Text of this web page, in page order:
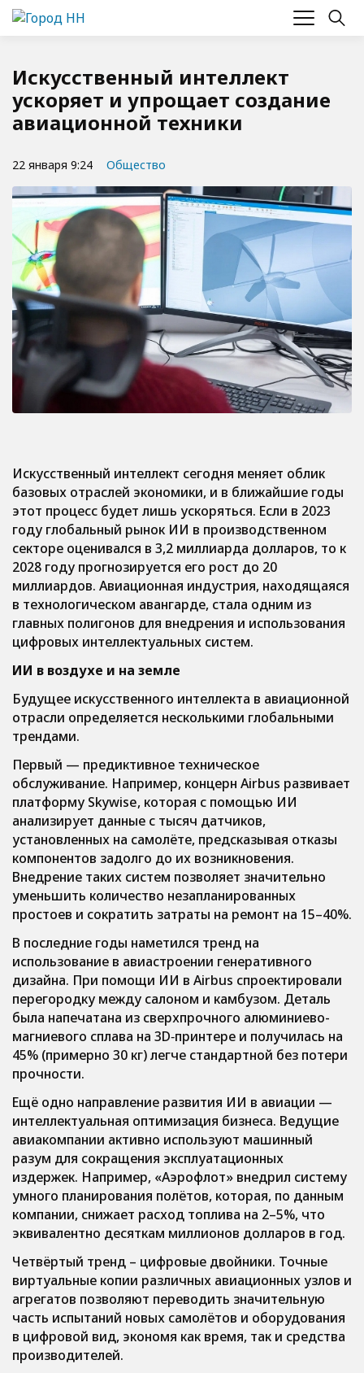
Искусственный интеллект
ускоряет и упрощает создание
авиационной техники
22 января 9:24 Общество
Искусственный интеллект сегодня меняет облик
базовых отраслей экономики, и в ближайшие годы
этот процесс будет лишь ускоряться. Если в 2023
году глобальный рынок ИИ в производственном
секторе оценивался в 3,2 миллиарда долларов, то к
2028 году прогнозируется его рост до 20
миллиардов. Авиационная индустрия, находящаяся
в технологическом авангарде, стала одним из
главных полигонов для внедрения и использования
цифровых интеллектуальных систем.
ИИ в воздухе и на земле
Будущее искусственного интеллекта в авиационной
отрасли определяется несколькими глобальными
трендами.
Первый — предиктивное техническое
обслуживание. Например, концерн Airbus развивает
платформу Skywise, которая с помощью ИИ
анализирует данные с тысяч датчиков,
установленных на самолёте, предсказывая отказы
компонентов задолго до их возникновения.
Внедрение таких систем позволяет значительно
уменьшить количество незапланированных
простоев и сократить затраты на ремонт на 15–40%.
В последние годы наметился тренд на
использование в авиастроении генеративного
дизайна. При помощи ИИ в Airbus спроектировали
перегородку между салоном и камбузом. Деталь
была напечатана из сверхпрочного алюминиево-
магниевого сплава на 3D‑принтере и получилась на
45% (примерно 30 кг) легче стандартной без потери
прочности.
Ещё одно направление развития ИИ в авиации —
интеллектуальная оптимизация бизнеса. Ведущие
авиакомпании активно используют машинный
разум для сокращения эксплуатационных
издержек. Например, «Аэрофлот» внедрил систему
умного планирования полётов, которая, по данным
компании, снижает расход топлива на 2–5%, что
эквивалентно десяткам миллионов долларов в год.
Четвёртый тренд – цифровые двойники. Точные
виртуальные копии различных авиационных узлов и
агрегатов позволяют переводить значительную
часть испытаний новых самолётов и оборудования
в цифровой вид, экономя как время, так и средства
производителей.